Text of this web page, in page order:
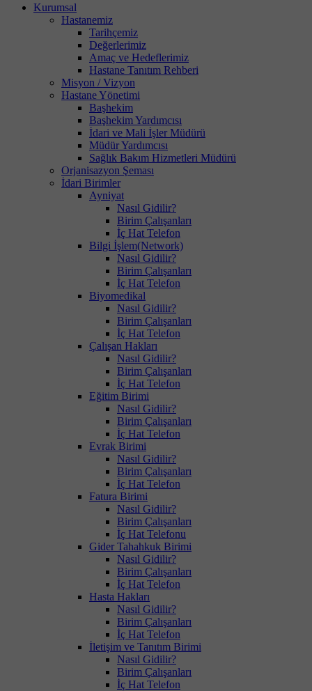
Kurumsal
Hastanemiz
Tarihçemiz
Değerlerimiz
Amaç ve Hedeflerimiz
Hastane Tanıtım Rehberi
Misyon / Vizyon
Hastane Yönetimi
Başhekim
Başhekim Yardımcısı
İdari ve Mali İşler Müdürü
Müdür Yardımcısı
Sağlık Bakım Hizmetleri Müdürü
Orjanisazyon Şeması
İdari Birimler
Ayniyat
Nasıl Gidilir?
Birim Çalışanları
İç Hat Telefon
Bilgi İşlem(Network)
Nasıl Gidilir?
Birim Çalışanları
İç Hat Telefon
Biyomedikal
Nasıl Gidilir?
Birim Çalışanları
İç Hat Telefon
Çalışan Hakları
Nasıl Gidilir?
Birim Çalışanları
İç Hat Telefon
Eğitim Birimi
Nasıl Gidilir?
Birim Çalışanları
İç Hat Telefon
Evrak Birimi
Nasıl Gidilir?
Birim Çalışanları
İç Hat Telefon
Fatura Birimi
Nasıl Gidilir?
Birim Çalışanları
İç Hat Telefonu
Gider Tahahkuk Birimi
Nasıl Gidilir?
Birim Çalışanları
İç Hat Telefon
Hasta Hakları
Nasıl Gidilir?
Birim Çalışanları
İç Hat Telefon
İletişim ve Tanıtım Birimi
Nasıl Gidilir?
Birim Çalışanları
İç Hat Telefon